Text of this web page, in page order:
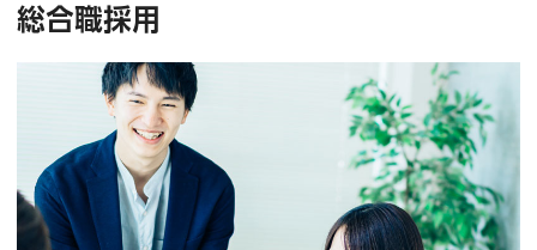
総合職採用